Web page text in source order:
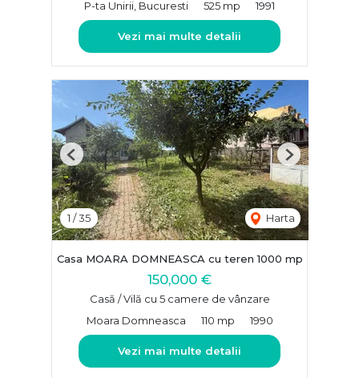
P-ta Unirii, Bucuresti 525 mp 1991
Vezi mai multe detalii
1 /35 Harta
Previous Next
Casa MOARA DOMNEASCA cu teren 1000 mp
150,000 €
Casă / Vilă cu 5 camere de vânzare
Moara Domneasca
110 mp 1990
Vezi mai multe detalii